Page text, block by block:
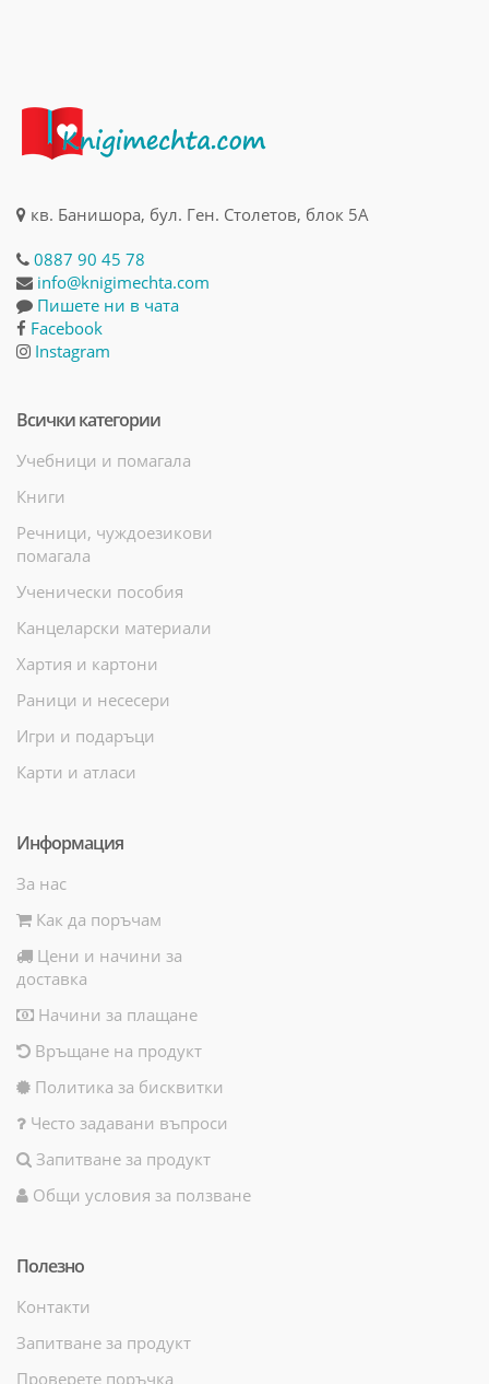
кв. Банишора, бул. Ген. Столетов, блок 5А
0887 90 45 78
info@knigimechta.com
Пишете ни в чата
Facebook
Instagram
Всички категории
Учебници и помагала
Книги
Речници, чуждоезикови
помагала
Ученически пособия
Канцеларски материали
Хартия и картони
Раници и несесери
Игри и подаръци
Карти и атласи
Информация
За нас
Как да поръчам
Цени и начини за
доставка
Начини за плащане
Връщане на продукт
Политика за бисквитки
Често задавани въпроси
Запитване за продукт
Общи условия за ползване
Полезно
Контакти
Запитване за продукт
Проверете поръчка